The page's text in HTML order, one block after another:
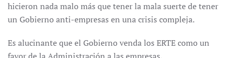
hicieron nada malo más que tener la mala suerte de tener
un Gobierno anti-empresas en una crisis compleja.
Es alucinante que el Gobierno venda los ERTE como un